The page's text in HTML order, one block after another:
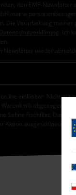
den EMP-
meine
Die Verarbeitung
Datenschutzerklärung
. Ich
Newsletter wieder
einlösbar. Nicht mit
abgezogen.
Sahne Fischfilet, Die
Aktion ausgeschlossen.